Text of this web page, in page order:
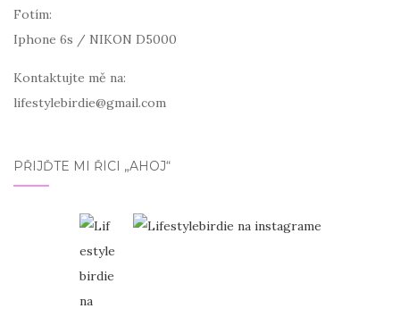
Fotím:
Iphone 6s / NIKON D5000
Kontaktujte mě na:
lifestylebirdie@gmail.com
PŘIJĎTE MI ŘÍCI „AHOJ“